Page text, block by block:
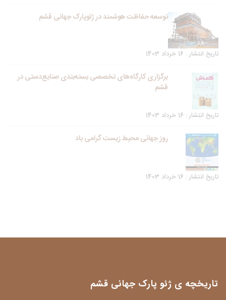
توسعه حفاظت هوشمند در ژئوپارک جهانی قشم
تاریخ انتشار : 16 خرداد 1403
برگزاری کارگاه‌های تخصصی بسته‌بندی صنایع‌دستی در
قشم
تاریخ انتشار : 16 خرداد 1403
روز جهانی محیط زیست گرامی باد
تاریخ انتشار : 16 خرداد 1403
تاریخچه ی ژئو پارک جهانی قشم